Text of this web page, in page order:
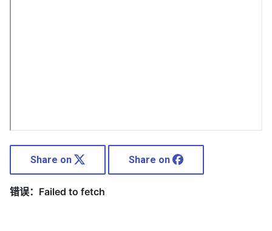
Share on Share on